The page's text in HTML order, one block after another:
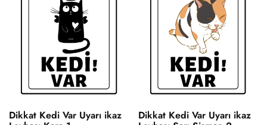
Dikkat Kedi Var Uyarı ikaz Dikkat Kedi Var Uyarı ikaz